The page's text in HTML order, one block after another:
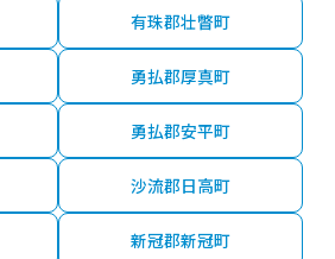
有珠郡壮瞥町
勇払郡厚真町
勇払郡安平町
沙流郡日高町
新冠郡新冠町